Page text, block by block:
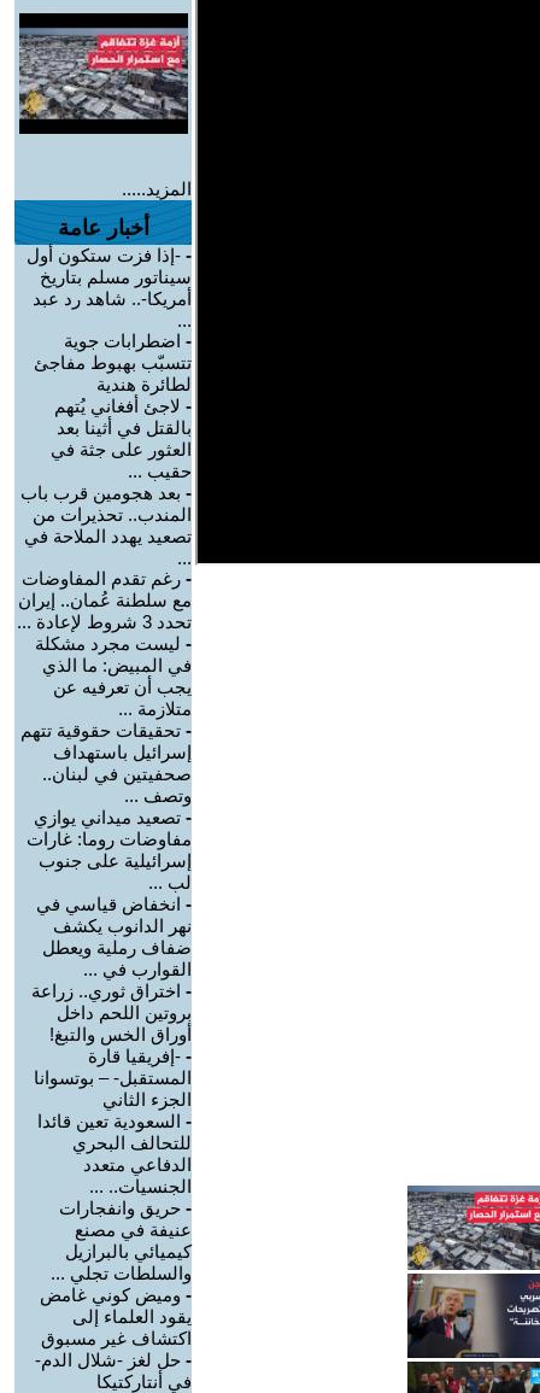
المزيد.....
أخبار عامة
- -إذا فزت ستكون أول
سيناتور مسلم بتاريخ
أمريكا-.. شاهد رد عبد
...
- اضطرابات جوية
تتسبّب بهبوط مفاجئ
لطائرة هندية
- لاجئ أفغاني يُتهم
بالقتل في أثينا بعد
العثور على جثة في
حقيب ...
- بعد هجومين قرب باب
المندب.. تحذيرات من
تصعيد يهدد الملاحة في
...
- رغم تقدم المفاوضات
مع سلطنة عُمان.. إيران
تحدد 3 شروط لإعادة ...
- ليست مجرد مشكلة
في المبيض: ما الذي
يجب أن تعرفيه عن
متلازمة ...
- تحقيقات حقوقية تتهم
إسرائيل باستهداف
صحفيتين في لبنان..
وتصف ...
- تصعيد ميداني يوازي
مفاوضات روما: غارات
إسرائيلية على جنوب
لب ...
- انخفاض قياسي في
نهر الدانوب يكشف
ضفاف رملية ويعطل
القوارب في ...
- اختراق ثوري.. زراعة
بروتين اللحم داخل
أوراق الخس والتبغ!
- -إفريقيا قارة
المستقبل- – بوتسوانا
الجزء الثاني
- السعودية تعين قائدا
للتحالف البحري
الدفاعي متعدد
الجنسيات.. ...
- حريق وانفجارات
عنيفة في مصنع
كيميائي بالبرازيل
والسلطات تجلي ...
- وميض كوني غامض
يقود العلماء إلى
اكتشاف غير مسبوق
- حل لغز -شلال الدم-
في أنتاركتيكا